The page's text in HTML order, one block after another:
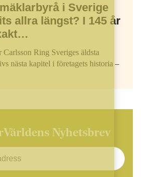
i Sverige
allra längst? I 145 år
Ring Sveriges äldsta
nästa kapitel i företagets historia –
Nyhetsbrev